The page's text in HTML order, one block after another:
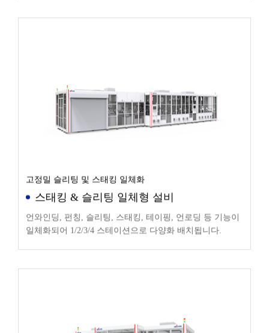
고정밀 슬리팅 및 스태킹 일체화
스태킹 & 슬리팅 일체형 설비
언와인딩, 펀칭, 슬리팅, 스태킹, 테이핑, 언로딩 등 기능이
일체화되어 1/2/3/4 스테이션으로 다양화 배치됩니다.